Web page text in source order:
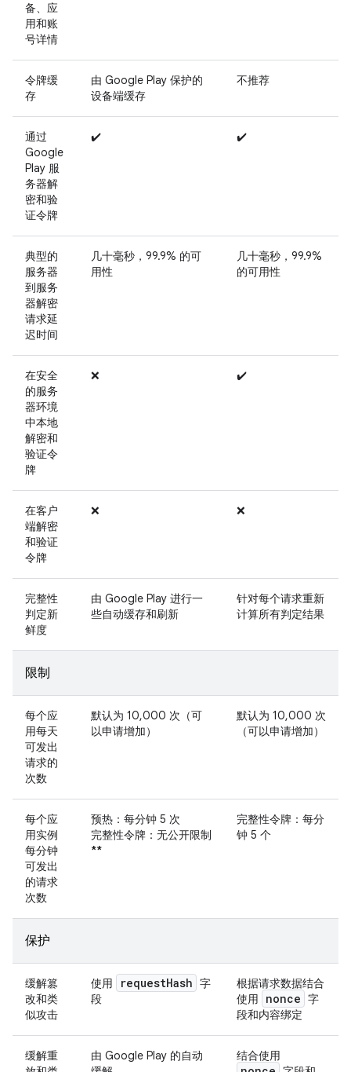
备、应
用和账
号详情
令牌缓
存
由 Google Play 保护的
设备端缓存
不推荐
通过
Google
Play 服
务器解
密和验
证令牌
✔️ ✔️
典型的
服务器
到服务
器解密
请求延
迟时间
几十毫秒，99.9% 的可
用性
几十毫秒，99.9%
的可用性
在安全
的服务
器环境
中本地
解密和
验证令
牌
❌ ✔️
在客户
端解密
和验证
令牌
❌ ❌
完整性
判定新
鲜度
由 Google Play 进行一
些自动缓存和刷新
针对每个请求重新
计算所有判定结果
限制
每个应
用每天
可发出
请求的
次数
默认为 10,000 次（可
以申请增加）
默认为 10,000 次
（可以申请增加）
每个应
用实例
每分钟
可发出
的请求
次数
预热：每分钟 5 次
完整性令牌：无公开限制
**
完整性令牌：每分
钟 5 个
保护
缓解篡
改和类
似攻击
使用 requestHash 字
段
根据请求数据结合
使用
nonce 字
段和内容绑定
缓解重
由 Google Play 的自动
结合使用